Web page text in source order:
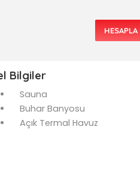
HESAPLA
Bilgiler
Sauna
Buhar Banyosu
Açık Termal Havuz